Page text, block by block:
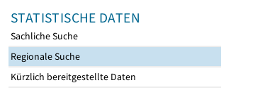
STATISTISCHE DATEN
Sachliche Suche
Regionale Suche
Kürzlich bereitgestellte Daten